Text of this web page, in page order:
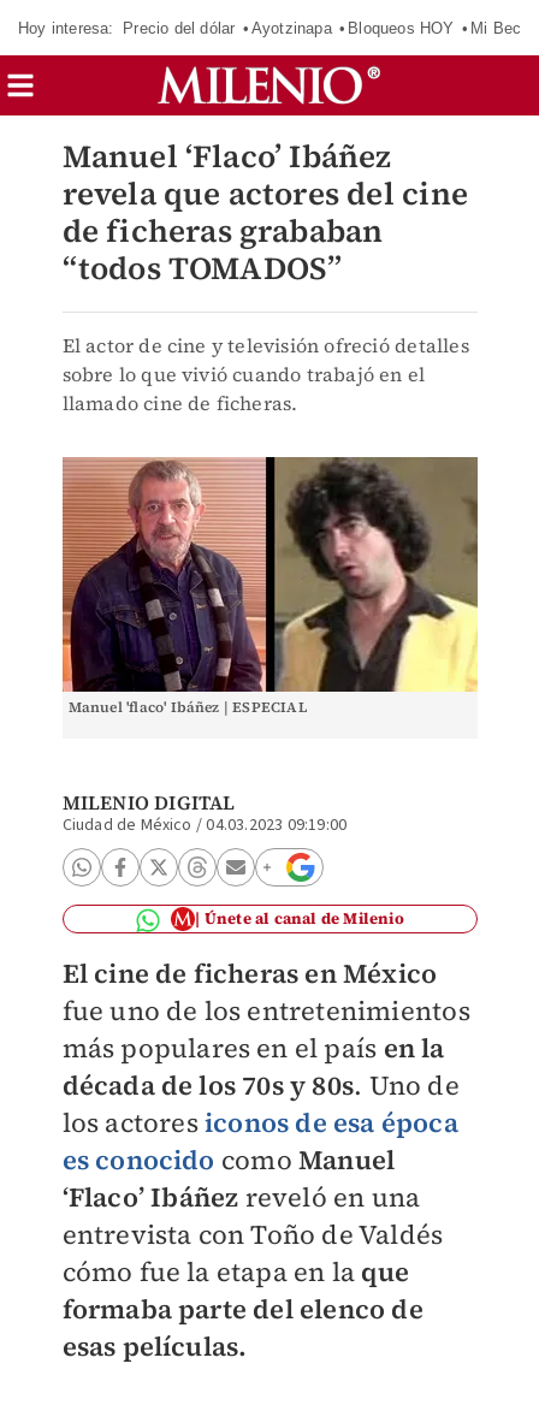
Hoy interesa: Precio del dólar Ayotzinapa Bloqueos HOY Mi Beca
Manuel ‘Flaco’ Ibáñez
revela que actores del cine
de ficheras grababan
“todos TOMADOS”
El actor de cine y televisión ofreció detalles
sobre lo que vivió cuando trabajó en el
llamado cine de ficheras.
Manuel 'flaco' Ibáñez | ESPECIAL
MILENIO DIGITAL
Ciudad de México /04.03.2023 09:19:00
Únete al canal de Milenio
El cine de ficheras en México
fue uno de los entretenimientos
más populares en el país en la
década de los 70s y 80s. Uno de
los actoresiconos de esa época
es conocido como Manuel
‘Flaco’ Ibáñez reveló en una
entrevista con Toño de Valdés
cómo fue la etapa en la que
formaba parte del elenco de
esas películas.